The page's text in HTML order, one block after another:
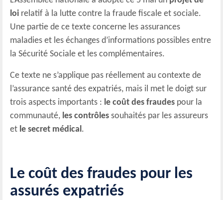
loi relatif à la lutte contre la fraude fiscale et sociale.
Une partie de ce texte concerne les assurances
maladies et les échanges d’informations possibles entre
la Sécurité Sociale et les complémentaires.
Ce texte ne s’applique pas réellement au contexte de
l’assurance santé des expatriés, mais il met le doigt sur
trois aspects importants : le coût des fraudes pour la
communauté, les contrôles souhaités par les assureurs
et le secret médical.
Le coût des fraudes pour les
assurés expatriés